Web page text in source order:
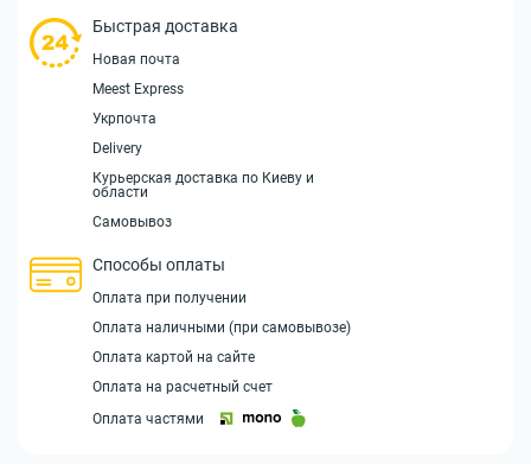
Быстрая доставка
Новая почта
Meest Express
Укрпочта
Delivery
Курьерская доставка по Киеву и
области
Самовывоз
Способы оплаты
Оплата при получении
Оплата наличными (при самовывозе)
Оплата картой на сайте
Оплата на расчетный счет
Оплата частями